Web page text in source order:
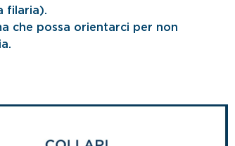
filaria).
che possa orientarci per non